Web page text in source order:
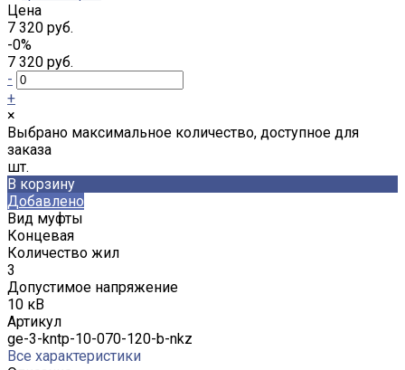
Цена
7 320 руб.
-0%
7 320 руб.
-
+
×
Выбрано максимальное количество, доступное для
заказа
шт.
В корзину
Добавлено
Вид муфты
Концевая
Количество жил
3
Допустимое напряжение
10 кВ
Артикул
ge-3-kntp-10-070-120-b-nkz
Все характеристики